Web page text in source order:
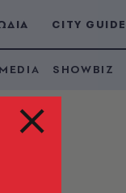
CITY GUIDE
SHOWBIZ